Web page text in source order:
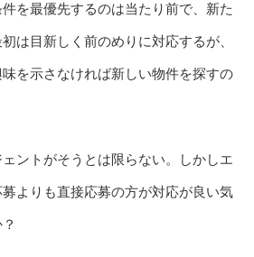
を最優先するのは当たり前で、新た
は目新しく前のめりに対応するが、
を示さなければ新しい物件を探すの
ントがそうとは限らない。しかしエ
よりも直接応募の方が対応が良い気